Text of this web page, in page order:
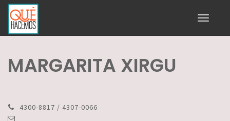
Toggle
MARGARITA XIRGU
4300-8817 / 4307-0066